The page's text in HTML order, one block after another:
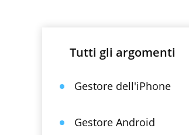
Tutti gli argomenti
Gestore dell'iPhone
Gestore Android